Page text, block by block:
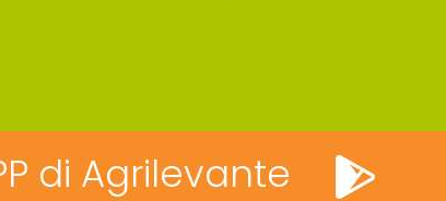
di Agrilevante